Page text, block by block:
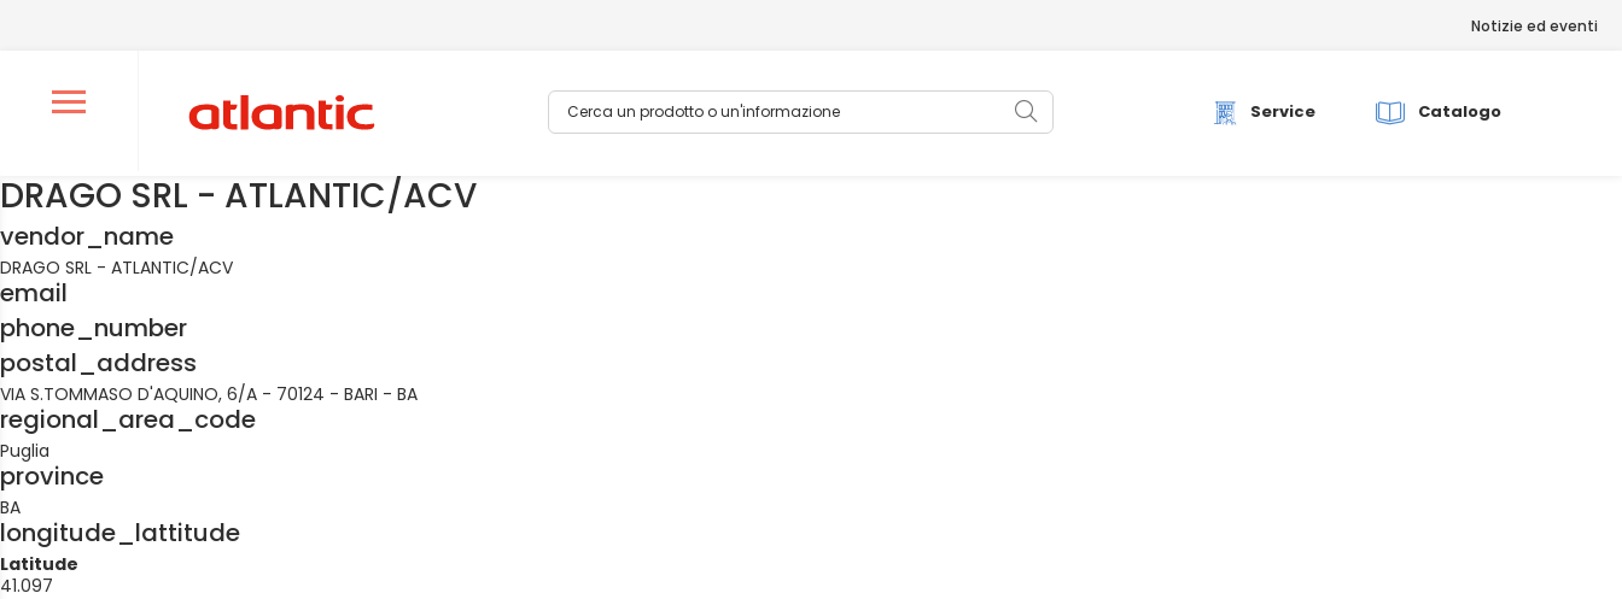
Notizie ed eventi
Ouvrir le menu de navigation
Cerca un prodotto o un'informazione
Service Catalogo
DRAGO SRL - ATLANTIC/ACV
vendor_name
DRAGO SRL - ATLANTIC/ACV
email
phone_number
postal_address
VIA S.TOMMASO D'AQUINO, 6/A - 70124 - BARI - BA
regional_area_code
Puglia
province
BA
longitude_lattitude
Latitude
41.097